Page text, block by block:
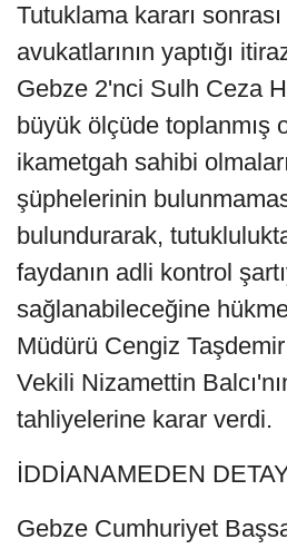
Tutuklama kararı
avukatlarının yaptığı
Gebze 2'nci Sulh Ceza
büyük ölçüde toplanmış
ikametgah sahibi
şüphelerinin
bulundurarak,
faydanın adli kontrol
sağlanabileceğine
Müdürü Cengiz
Vekili Nizamettin
tahliyelerine karar verdi.
İDDİANAMEDEN
Gebze Cumhuriyet